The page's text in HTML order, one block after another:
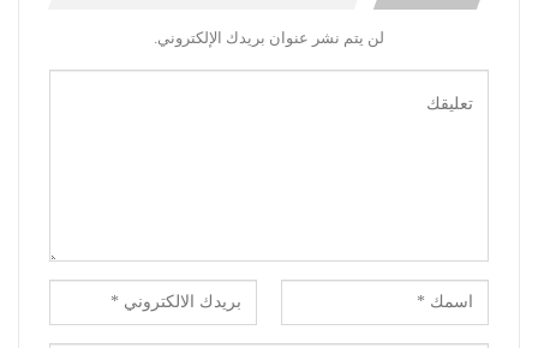
لن يتم نشر عنوان بريدك الإلكتروني.